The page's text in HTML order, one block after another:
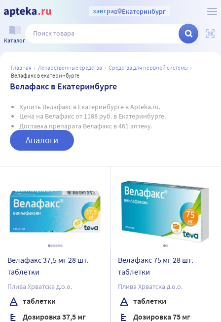
завтрав Екатеринбург
Каталог
главная лекарственные средства
средства для нервной системы
велафакс в екатеринбурге
Велафакс в Екатеринбурге
Купить Велафакс в Екатеринбурге в Apteka.ru.
Цена на Велафакс от 1188 руб. в Екатеринбурге.
Доставка препарата Велафакс в 461 аптеку.
Аналоги
Велафакс 37,5 мг 28 шт.
таблетки
Плива Хрватска д.о.о.
таблетки
Дозировка 37,5 мг
Велафакс 75 мг 28 шт.
таблетки
Плива Хрватска д.о.о.
таблетки
Дозировка 75 мг